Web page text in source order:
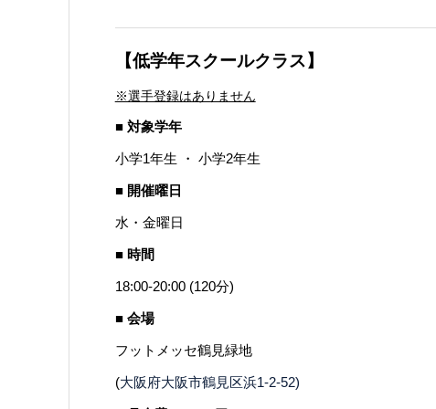
【低学年スクールクラス】
※選手登録はありません
■ 対象学年
小学1年生 ・ 小学2年生
■ 開催曜日
水・金曜日
■ 時間
18:00-20:00 (120分)
■ 会場
フットメッセ鶴見緑地
(大阪府大阪市鶴見区浜1-2-52)